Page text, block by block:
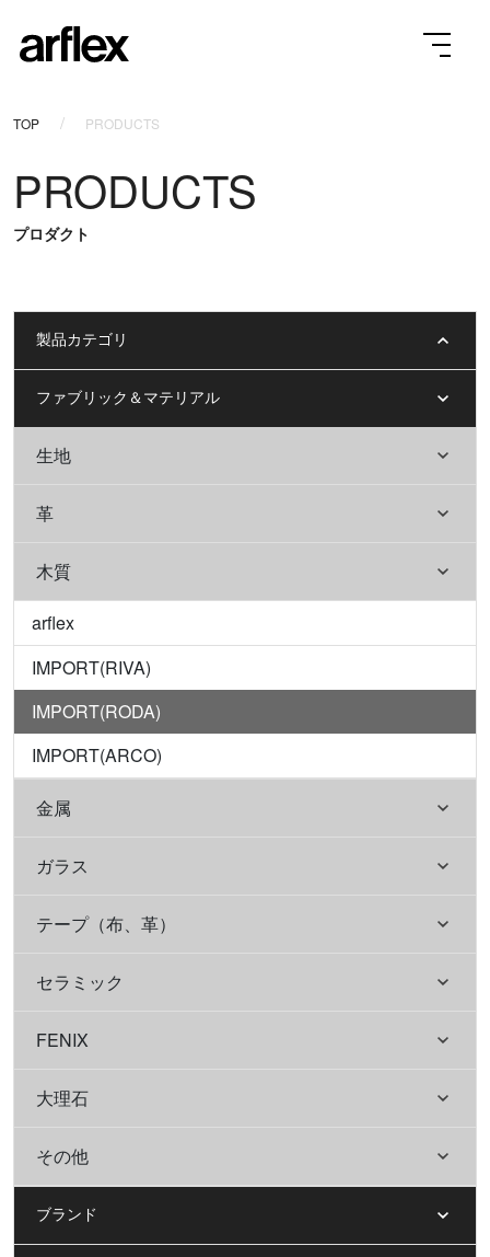
TOP PRODUCTS
PRODUCTS
プロダクト
製品カテゴリ
ファブリック＆マテリアル
生地
革
木質
arflex
IMPORT(RIVA)
IMPORT(RODA)
IMPORT(ARCO)
金属
ガラス
テープ（布、革）
セラミック
FENIX
大理石
その他
ブランド